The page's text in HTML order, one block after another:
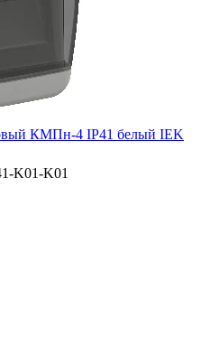
КМПн-4 IP41 белый IEK
K01-K01